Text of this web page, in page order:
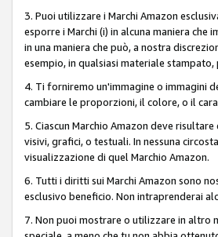
3. Puoi utilizzare i Marchi Amazon
esporre i Marchi (i) in alcuna maniera
in una maniera che può, a nostra
esempio, in qualsiasi materiale
4. Ti forniremo un'immagine o immagini
cambiare le proporzioni, il colore, o il
5. Ciascun Marchio Amazon deve
visivi, grafici, o testuali. In nessuna
visualizzazione di quel Marchio Amazon.
6. Tutti i diritti sui Marchi Amazon sono
esclusivo beneficio. Non intraprenderai
7. Non puoi mostrare o utilizzare in altro